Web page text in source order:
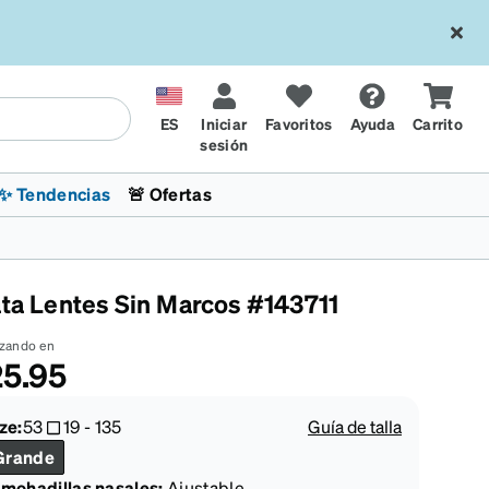
ES
Iniciar
sesión
Favoritos Ayuda Carrito
Lentes para niños
Lentes de sol de Moda
Transitions® XTRActive
Ciclismo
x Chase Stokes CrossFit Games 2026
Tendencias
La sección de tendencias
🚨 Ofertas
Lentes Sin Marcos #143711
en
53 19-135
Guía de talla